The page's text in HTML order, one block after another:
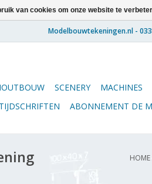
SCENERY MACHINES
ABONNEMENT DE
HOME
van cookies om onze website te